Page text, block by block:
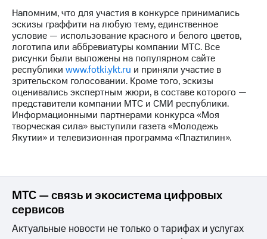
и акционерам
Корпоративное
управление
Корпоративный
секретарь
Раскрытие
информации
Информация
акционерам
Документы
ПАО
кабинет
Акционерный
капитал
Напомним, что для участия в конкурсе принимались
эскизы граффити на любую тему, единственное
условие — использование красного и белого цветов,
логотипа или аббревиатуры компании МТС. Все
рисунки были выложены на популярном сайте
республики www.fotki.ykt.ru и приняли участие в
зрительском голосовании. Кроме того, эскизы
оценивались экспертным жюри, в составе которого —
представители компании МТС и СМИ республики.
Информационными партнерами конкурса «Моя
творческая сила» выступили газета «Молодежь
Якутии» и телевизионная программа «Плаzтилин».
МТС — связь и экосистема цифровых
сервисов
Актуальные новости не только о тарифах и услугах